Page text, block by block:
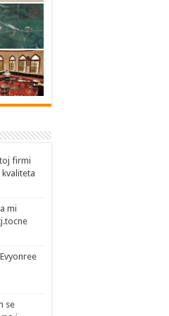
firmi
mi
se